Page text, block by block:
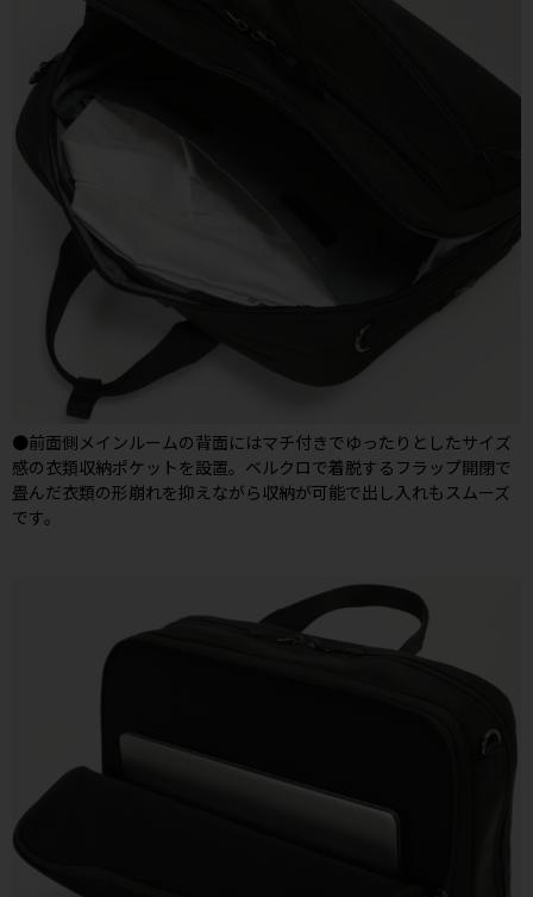
●前面側メインルームの背面にはマチ付きでゆったりとしたサイズ
感の衣類収納ポケットを設置。ベルクロで着脱するフラップ開閉で
畳んだ衣類の形崩れを抑えながら収納が可能で出し入れもスムーズ
です。